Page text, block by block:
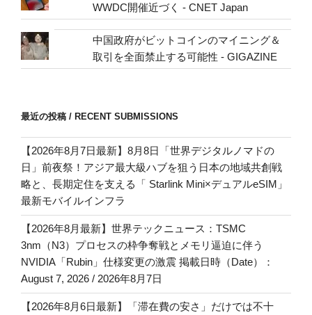
WWDC開催近づく - CNET Japan
中国政府がビットコインのマイニング＆
取引を全面禁止する可能性 - GIGAZINE
最近の投稿 / RECENT SUBMISSIONS
【2026年8月7日最新】8月8日「世界デジタルノマドの
日」前夜祭！アジア最大級ハブを狙う日本の地域共創戦
略と、長期定住を支える「 Starlink Mini×デュアルeSIM」
最新モバイルインフラ
【2026年8月最新】世界テックニュース：TSMC
3nm（N3）プロセスの枠争奪戦とメモリ逼迫に伴う
NVIDIA「Rubin」仕様変更の激震 掲載日時（Date）：
August 7, 2026 / 2026年8月7日
【2026年8月6日最新】「滞在費の安さ」だけでは不十